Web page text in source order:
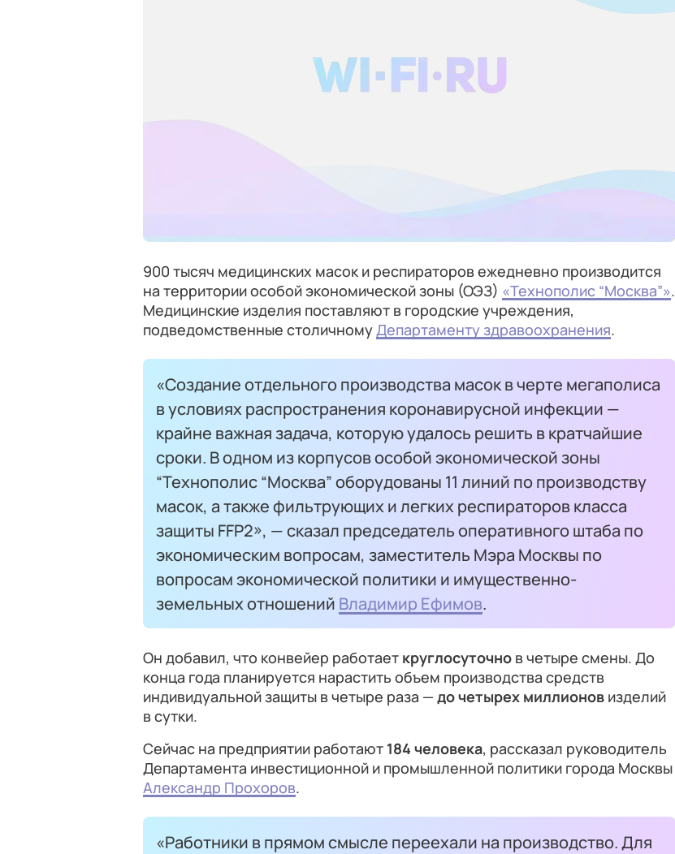
900 тысяч медицинских масок и респираторов ежедневно производится
на территории особой экономической зоны (ОЭЗ) «Технополис “Москва”».
Медицинские изделия поставляют в городские учреждения,
подведомственные столичномуДепартаменту здравоохранения.
«Создание отдельного производства масок в черте мегаполиса
в условиях распространения коронавирусной инфекции —
крайне важная задача, которую удалось решить в кратчайшие
сроки. В одном из корпусов особой экономической зоны
“Технополис “Москва” оборудованы 11 линий по производству
масок, а также фильтрующих и легких респираторов класса
защиты FFP2», — сказал председатель оперативного штаба по
экономическим вопросам, заместитель Мэра Москвы по
вопросам экономической политики и имущественно-
земельных отношений Владимир Ефимов.
Он добавил, что конвейер работает круглосуточно в четыре смены. До
конца года планируется нарастить объем производства средств
индивидуальной защиты в четыре раза — до четырех миллионов изделий
в сутки.
Сейчас на предприятии работают 184 человека, рассказал руководитель
Департамента инвестиционной и промышленной политики города Москвы
Александр Прохоров.
«Работники в прямом смысле переехали на производство. Для